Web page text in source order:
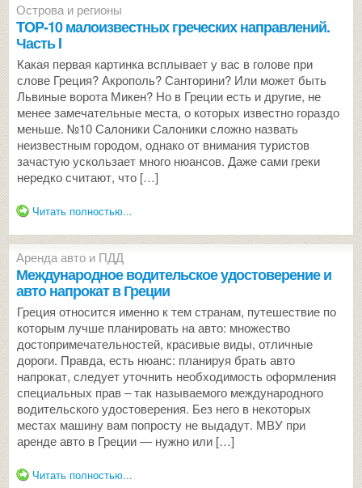
Острова и регионы
TOP-10 малоизвестных греческих направлений.
Часть I
Какая первая картинка всплывает у вас в голове при
слове Греция? Акрополь? Санторини? Или может быть
Львиные ворота Микен? Но в Греции есть и другие, не
менее замечательные места, о которых известно гораздо
меньше. №10 Салоники Салоники сложно назвать
неизвестным городом, однако от внимания туристов
зачастую ускользает много нюансов. Даже сами греки
нередко считают, что […]
Читать полностью...
Аренда авто и ПДД
Международное водительское удостоверение и
авто напрокат в Греции
Греция относится именно к тем странам, путешествие по
которым лучше планировать на авто: множество
достопримечательностей, красивые виды, отличные
дороги. Правда, есть нюанс: планируя брать авто
напрокат, следует уточнить необходимость оформления
специальных прав – так называемого международного
водительского удостоверения. Без него в некоторых
местах машину вам попросту не выдадут. МВУ при
аренде авто в Греции — нужно или […]
Читать полностью...